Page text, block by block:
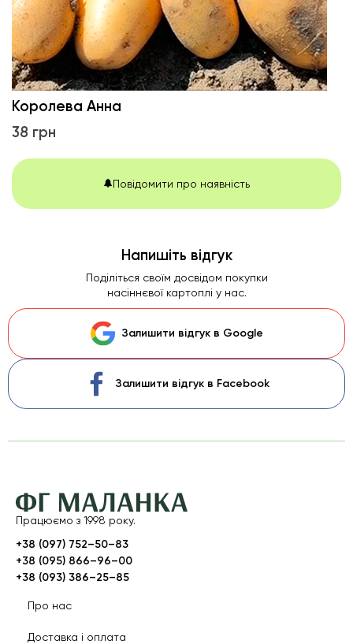
Королева Анна
38 грн
Повідомити про наявність
Напишіть відгук
Поділіться своїм досвідом покупки
насіннєвої картоплі у нас.
Залишити відгук в Google
Залишити відгук в Facebook
Працюємо з 1998 року.
+38 (097) 752–50–83
+38 (095) 866–96–00
+38 (093) 386–25–85
Про нас
Доставка і оплата